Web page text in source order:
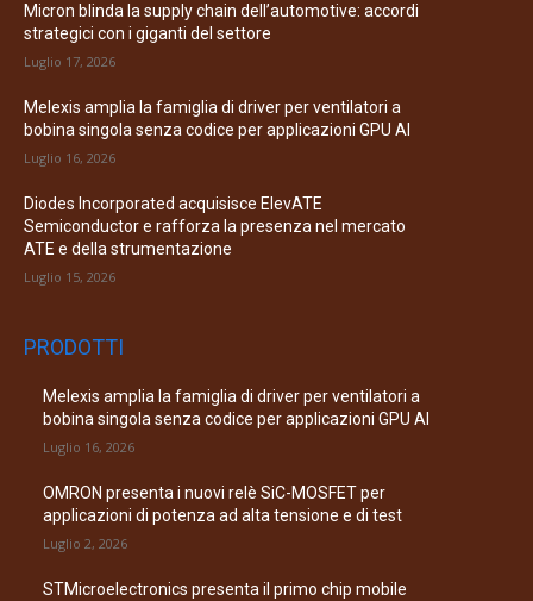
Micron blinda la supply chain dell’automotive: accordi
strategici con i giganti del settore
Luglio 17, 2026
Melexis amplia la famiglia di driver per ventilatori a
bobina singola senza codice per applicazioni GPU AI
Luglio 16, 2026
Diodes Incorporated acquisisce ElevATE
Semiconductor e rafforza la presenza nel mercato
ATE e della strumentazione
Luglio 15, 2026
PRODOTTI
Melexis amplia la famiglia di driver per ventilatori a
bobina singola senza codice per applicazioni GPU AI
Luglio 16, 2026
OMRON presenta i nuovi relè SiC-MOSFET per
applicazioni di potenza ad alta tensione e di test
Luglio 2, 2026
STMicroelectronics presenta il primo chip mobile